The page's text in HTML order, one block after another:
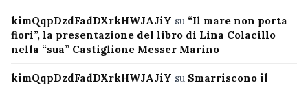
kimQqpDzdFadDXrkHWJAJiY su “Il mare non porta
fiori”, la presentazione del libro di Lina Colacillo
nella “sua” Castiglione Messer Marino
kimQqpDzdFadDXrkHWJAJiY su Smarriscono il